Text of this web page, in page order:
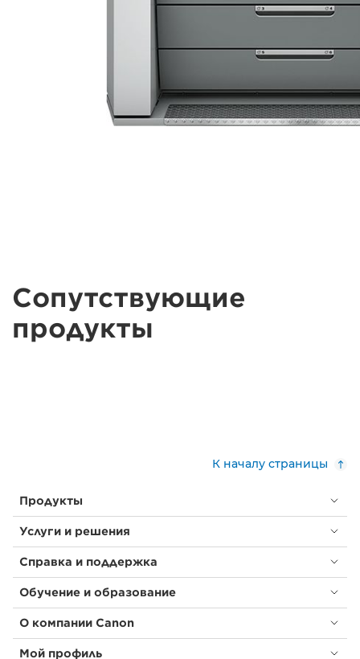
Сопутствующие
продукты
К началу страницы
Продукты
Услуги и решения
Справка и поддержка
Обучение и образование
О компании Canon
Мой профиль